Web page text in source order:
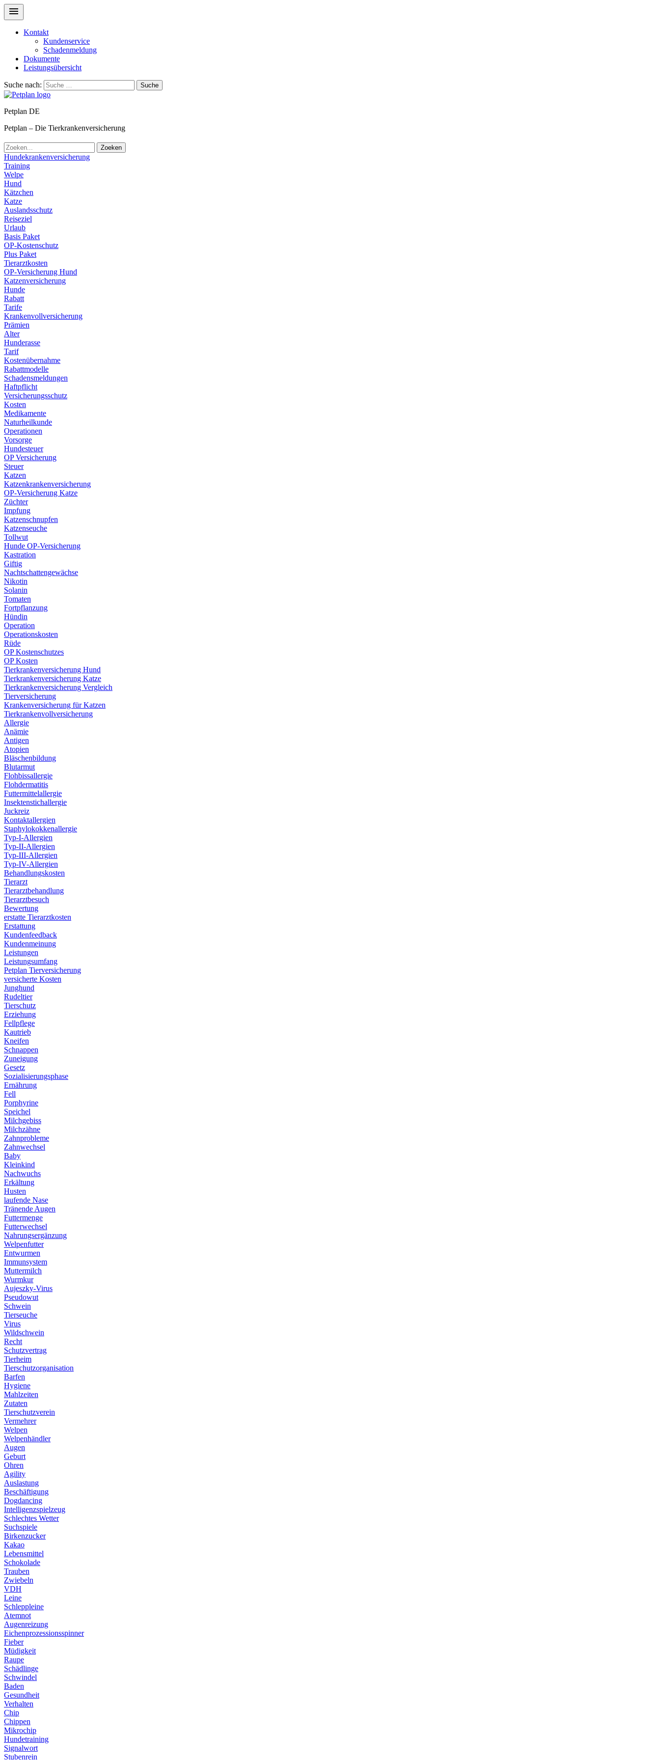
Kontakt
Kundenservice
Schadenmeldung
Dokumente
Leistungsübersicht
Suche nach: Suche
Petplan DE
Petplan – Die Tierkrankenversicherung
Zoeken
Hundekrankenversicherung
Training
Welpe
Hund
Kätzchen
Katze
Auslandsschutz
Reiseziel
Urlaub
Basis Paket
OP-Kostenschutz
Plus Paket
Tierarztkosten
OP-Versicherung Hund
Katzenversicherung
Hunde
Rabatt
Tarife
Krankenvollversicherung
Prämien
Alter
Hunderasse
Tarif
Kostenübernahme
Rabattmodelle
Schadensmeldungen
Haftpflicht
Versicherungsschutz
Kosten
Medikamente
Naturheilkunde
Operationen
Vorsorge
Hundesteuer
OP Versicherung
Steuer
Katzen
Katzenkrankenversicherung
OP-Versicherung Katze
Züchter
Impfung
Katzenschnupfen
Katzenseuche
Tollwut
Hunde OP-Versicherung
Kastration
Giftig
Nachtschattengewächse
Nikotin
Solanin
Tomaten
Fortpflanzung
Hündin
Operation
Operationskosten
Rüde
OP Kostenschutzes
OP Kosten
Tierkrankenversicherung Hund
Tierkrankenversicherung Katze
Tierkrankenversicherung Vergleich
Tierversicherung
Krankenversicherung für Katzen
Tierkrankenvollversicherung
Allergie
Anämie
Antigen
Atopien
Bläschenbildung
Blutarmut
Flohbissallergie
Flohdermatitis
Futtermittelallergie
Insektenstichallergie
Juckreiz
Kontaktallergien
Staphylokokkenallergie
Typ-I-Allergien
Typ-II-Allergien
Typ-III-Allergien
Typ-IV-Allergien
Behandlungskosten
Tierarzt
Tierarztbehandlung
Tierarztbesuch
Bewertung
erstatte Tierarztkosten
Erstattung
Kundenfeedback
Kundenmeinung
Leistungen
Leistungsumfang
Petplan Tierversicherung
versicherte Kosten
Junghund
Rudeltier
Tierschutz
Erziehung
Fellpflege
Kautrieb
Kneifen
Schnappen
Zuneigung
Gesetz
Sozialisierungsphase
Ernährung
Fell
Porphyrine
Speichel
Milchgebiss
Milchzähne
Zahnprobleme
Zahnwechsel
Baby
Kleinkind
Nachwuchs
Erkältung
Husten
laufende Nase
Tränende Augen
Futtermenge
Futterwechsel
Nahrungsergänzung
Welpenfutter
Entwurmen
Immunsystem
Muttermilch
Wurmkur
Aujeszky-Virus
Pseudowut
Schwein
Tierseuche
Virus
Wildschwein
Recht
Schutzvertrag
Tierheim
Tierschutzorganisation
Barfen
Hygiene
Mahlzeiten
Zutaten
Tierschutzverein
Vermehrer
Welpen
Welpenhändler
Augen
Geburt
Ohren
Agility
Auslastung
Beschäftigung
Dogdancing
Intelligenzspielzeug
Schlechtes Wetter
Suchspiele
Birkenzucker
Kakao
Lebensmittel
Schokolade
Trauben
Zwiebeln
VDH
Leine
Schleppleine
Atemnot
Augenreizung
Eichenprozessionsspinner
Fieber
Müdigkeit
Raupe
Schädlinge
Schwindel
Baden
Gesundheit
Verhalten
Chip
Chippen
Mikrochip
Hundetraining
Signalwort
Stubenrein